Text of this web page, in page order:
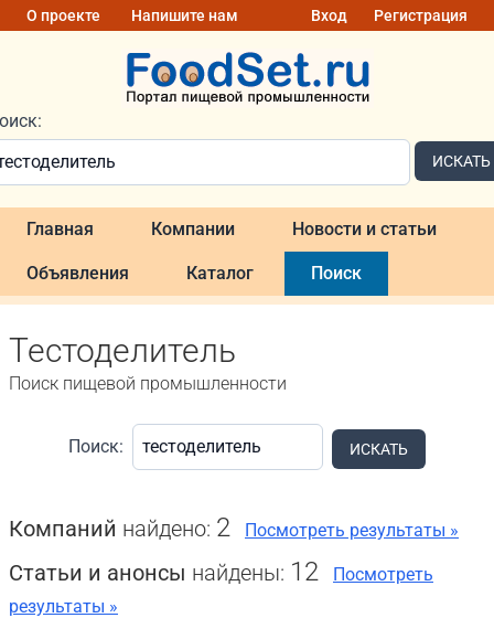
О проекте Напишите нам Вход Регистрация
ИСКАТЬ
Главная Компании Новости и статьи
Объявления Каталог Поиск
Тестоделитель
Поиск пищевой промышленности
Поиск: ИСКАТЬ
Компаний найдено: 2 Посмотреть результаты »
Статьи и анонсы найдены: 12
Посмотреть
результаты »